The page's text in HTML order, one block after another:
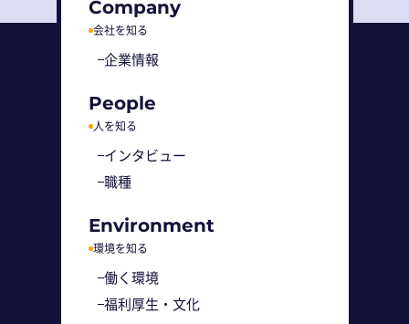
Company
会社を知る
企業情報
People
人を知る
インタビュー
職種
Environment
環境を知る
働く環境
福利厚生・文化